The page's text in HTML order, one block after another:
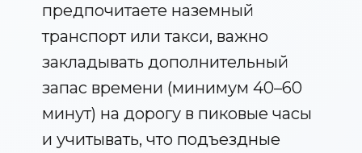
предпочитаете наземный
транспорт или такси, важно
закладывать дополнительный
запас времени (минимум 40–60
минут) на дорогу в пиковые часы
и учитывать, что подъездные